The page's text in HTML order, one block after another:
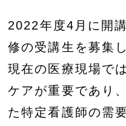
2022年度4月に開
修の受講生を募集
現在の医療現場で
ケアが重要であり
た特定看護師の需